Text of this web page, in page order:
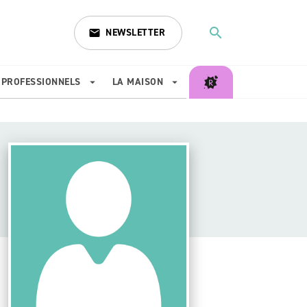
email NEWSLETTER search
PROFESSIONNELS arrow_drop_down LA MAISON arrow_drop_down
search